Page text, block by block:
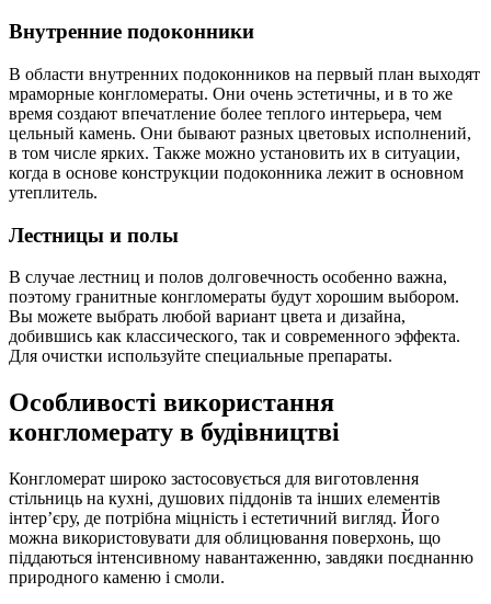
Внутренние подоконники
В области внутренних подоконников на первый план выходят
мраморные конгломераты. Они очень эстетичны, и в то же
время создают впечатление более теплого интерьера, чем
цельный камень. Они бывают разных цветовых исполнений,
в том числе ярких. Также можно установить их в ситуации,
когда в основе конструкции подоконника лежит в основном
утеплитель.
Лестницы и полы
В случае лестниц и полов долговечность особенно важна,
поэтому гранитные конгломераты будут хорошим выбором.
Вы можете выбрать любой вариант цвета и дизайна,
добившись как классического, так и современного эффекта.
Для очистки используйте специальные препараты.
Особливості використання
конгломерату в будівництві
Конгломерат широко застосовується для виготовлення
стільниць на кухні, душових піддонів та інших елементів
інтер’єру, де потрібна міцність і естетичний вигляд. Його
можна використовувати для облицювання поверхонь, що
піддаються інтенсивному навантаженню, завдяки поєднанню
природного каменю і смоли.